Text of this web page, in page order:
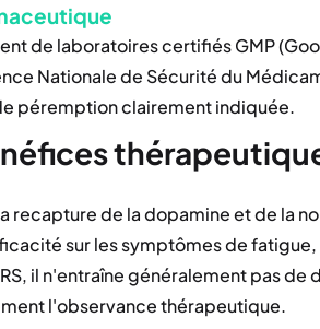
de laboratoires certifiés GMP
Nationale de Sécurité du
péremption clairement indiquée.
recapture de la dopamine et de la
sur les symptômes de
il n'entraîne généralement pas de
l'observance thérapeutique.